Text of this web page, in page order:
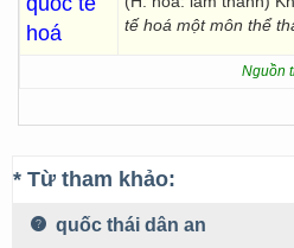
hoá
tế hoá một môn thể
Nguồn
* Từ tham khảo:
quốc thái dân an